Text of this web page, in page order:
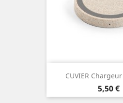
CUVIER
Prix
5,50 €